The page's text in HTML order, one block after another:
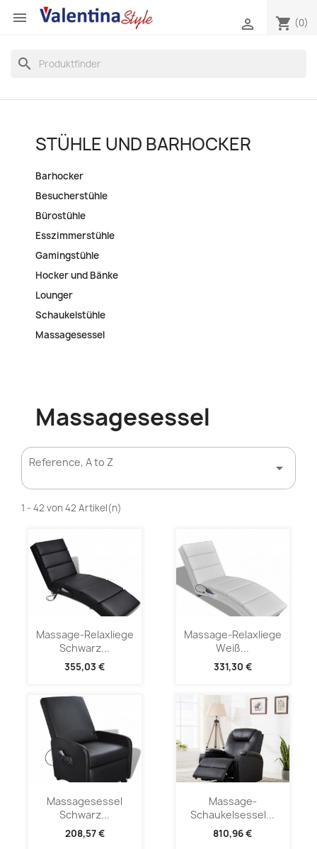
 shopping_cart (0)

search
STÜHLE UND BARHOCKER
Barhocker
Besucherstühle
Bürostühle
Esszimmerstühle
Gamingstühle
Hocker und Bänke
Lounger
Schaukelstühle
Massagesessel
Massagesessel
Reference, A to Z 
1 - 42 von 42 Artikel(n)
Massage-Relaxliege
Schwarz...
355,03 €
Massage-Relaxliege
Weiß...
331,30 €
Massagesessel
Schwarz...
208,57 €
Massage-
Schaukelsessel...
810,96 €